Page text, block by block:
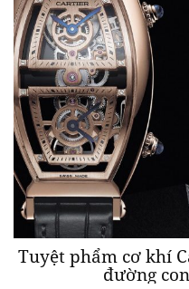
Tuyệt phẩm cơ khí
đường